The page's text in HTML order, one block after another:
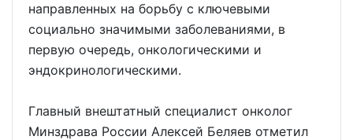
направленных на борьбу с ключевыми
социально значимыми заболеваниями, в
первую очередь, онкологическими и
эндокринологическими.
Главный внештатный специалист онколог
Минздрава России Алексей Беляев отметил